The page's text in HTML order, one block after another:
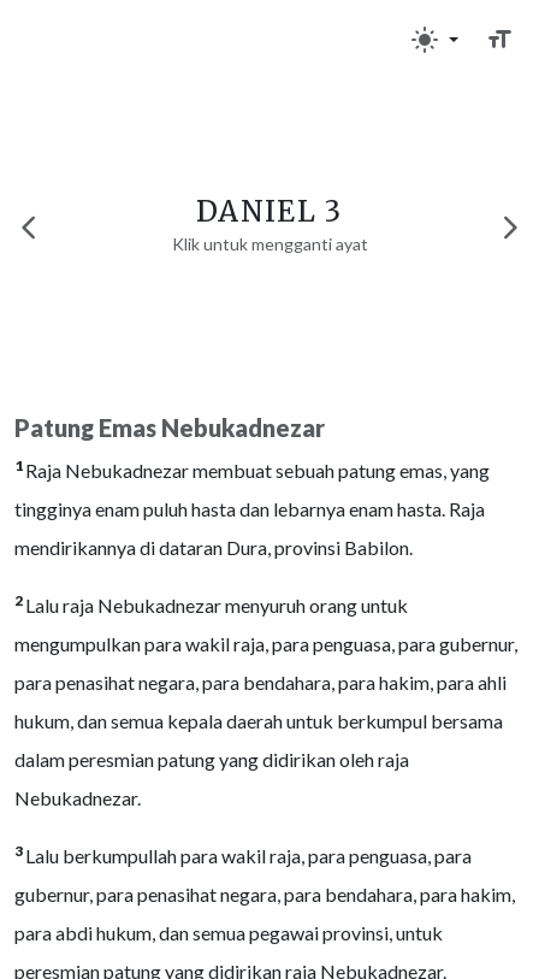
DANIEL 3
Klik untuk mengganti ayat
Patung Emas Nebukadnezar
1 Raja Nebukadnezar membuat sebuah patung emas, yang
tingginya enam puluh hasta dan lebarnya enam hasta. Raja
mendirikannya di dataran Dura, provinsi Babilon.
2 Lalu raja Nebukadnezar menyuruh orang untuk
mengumpulkan para wakil raja, para penguasa, para gubernur,
para penasihat negara, para bendahara, para hakim, para ahli
hukum, dan semua kepala daerah untuk berkumpul bersama
dalam peresmian patung yang didirikan oleh raja
Nebukadnezar.
3 Lalu berkumpullah para wakil raja, para penguasa, para
gubernur, para penasihat negara, para bendahara, para hakim,
para abdi hukum, dan semua pegawai provinsi, untuk
peresmian patung yang didirikan raja Nebukadnezar.